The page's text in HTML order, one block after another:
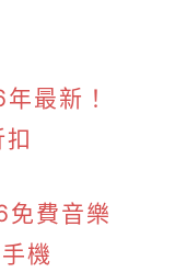
最新！
費音樂
機